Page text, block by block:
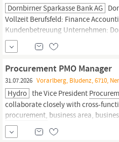
Dornbirner Sparkasse Bank AG
Vollzeit Berufsfeld: Finance
Kundenbetreuung Unternehmen:
Life-Balance Learning &
Verkehrsanbindung
insgesamt 13...
Procurement PMO Manager
31.07.2026 Vorarlberg, Bludenz, 6710,
Hydro the Vice President
collaborate closely with cross-
procurement, business area,
teams. What you will be doing
Management & Reporting Lead